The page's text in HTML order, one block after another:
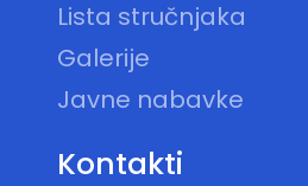
Lista stručnjaka
Galerije
Javne nabavke
Kontakti